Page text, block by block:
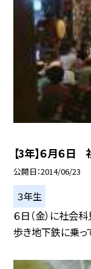
【3年】６月６
公開日 2014/06/23
３年生
６日（金）に社会
歩き地下鉄に乗っ